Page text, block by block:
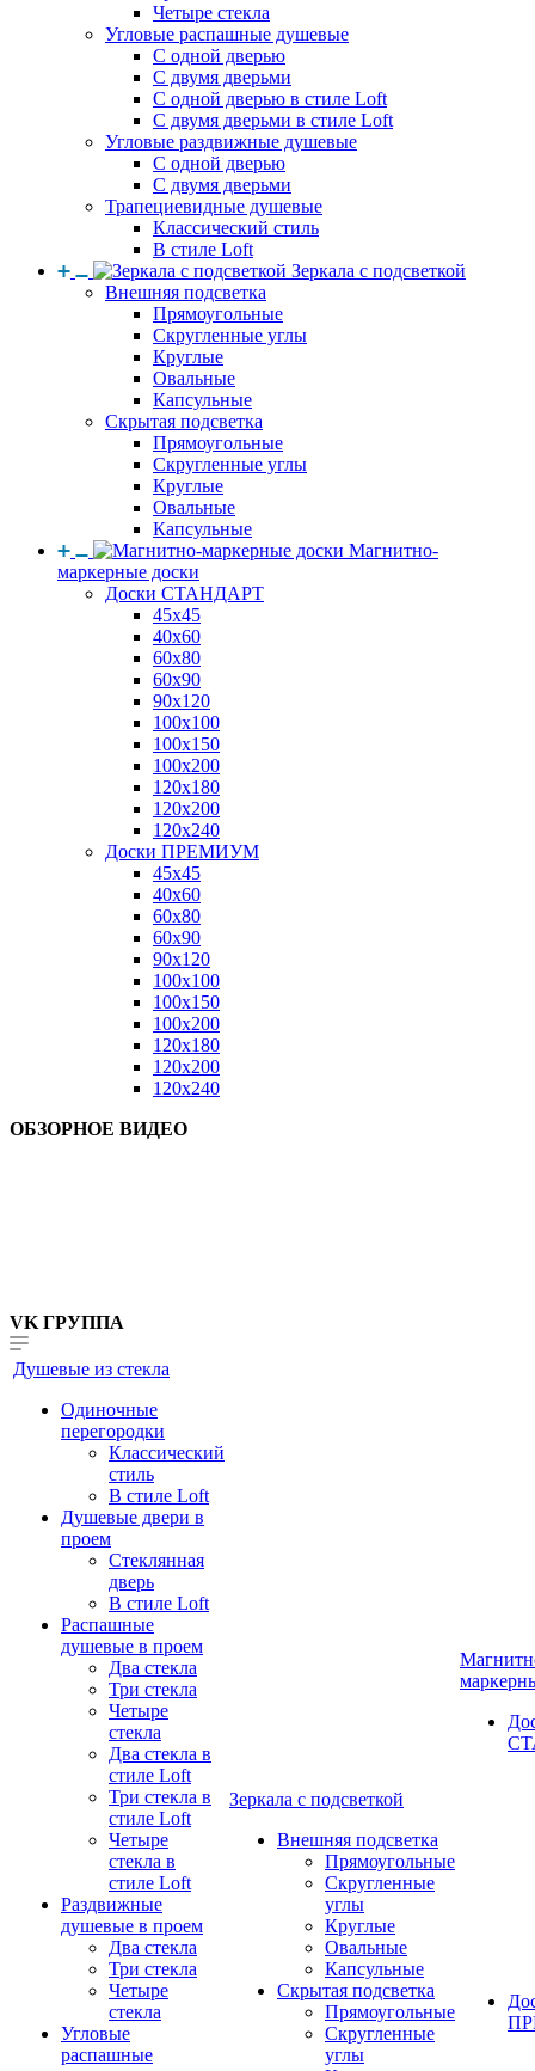
Четыре стекла
Угловые распашные душевые
С одной дверью
С двумя дверьми
С одной дверью в стиле Loft
С двумя дверьми в стиле Loft
Угловые раздвижные душевые
С одной дверью
С двумя дверьми
Трапециевидные душевые
Классический стиль
В стиле Loft
Зеркала с подсветкой
Внешняя подсветка
Прямоугольные
Скругленные углы
Круглые
Овальные
Капсульные
Скрытая подсветка
Прямоугольные
Скругленные углы
Круглые
Овальные
Капсульные
Магнитно-
маркерные доски
Доски СТАНДАРТ
45x45
40x60
60x80
60x90
90x120
100x100
100x150
100x200
120x180
120x200
120x240
Доски ПРЕМИУМ
45x45
40x60
60x80
60x90
90x120
100x100
100x150
100x200
120x180
120x200
120x240
ОБЗОРНОЕ ВИДЕО
VK ГРУППА
Душевые из стекла
Одиночные
перегородки
Классический
стиль
В стиле Loft
Душевые двери в
проем
Стеклянная
дверь
В стиле Loft
Распашные
душевые в проем
Два стекла
Три стекла
Четыре
стекла
Два стекла в
стиле Loft
Три стекла в
стиле Loft
Четыре
стекла в
стиле Loft
Раздвижные
душевые в проем
Два стекла
Три стекла
Четыре
стекла
Угловые
распашные
Зеркала с подсветкой
Внешняя подсветка
Прямоугольные
Скругленные
углы
Круглые
Овальные
Капсульные
Скрытая подсветка
Прямоугольные
Скругленные
углы